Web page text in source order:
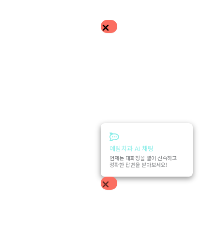
예림치과 AI 채팅
언제든 대화창을 열어 신속하고
정확한 답변을 받아보세요!